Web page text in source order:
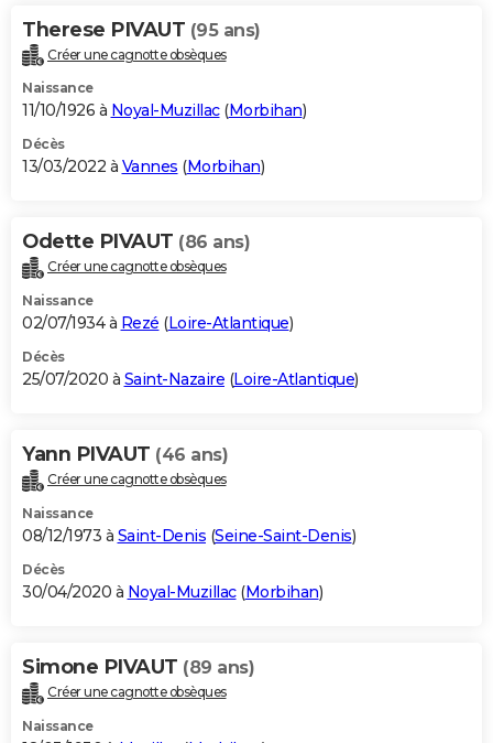
Therese PIVAUT (95 ans)
Créer une cagnotte obsèques
Naissance
11/10/1926 à Noyal-Muzillac(Morbihan)
Décès
13/03/2022 à Vannes (Morbihan)
Odette PIVAUT (86 ans)
Créer une cagnotte obsèques
Naissance
02/07/1934 à Rezé (Loire-Atlantique)
Décès
25/07/2020 à Saint-Nazaire (Loire-Atlantique)
Yann PIVAUT (46 ans)
Créer une cagnotte obsèques
Naissance
08/12/1973 à Saint-Denis (Seine-Saint-Denis)
Décès
30/04/2020 à Noyal-Muzillac(Morbihan)
Simone PIVAUT (89 ans)
Créer une cagnotte obsèques
Naissance